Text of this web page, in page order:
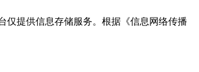
仅提供信息存储服务。根据《信息网络传播